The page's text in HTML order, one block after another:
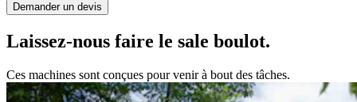
Demander un devis
Laissez-nous faire le sale boulot.
Ces machines sont conçues pour venir à bout des tâches.